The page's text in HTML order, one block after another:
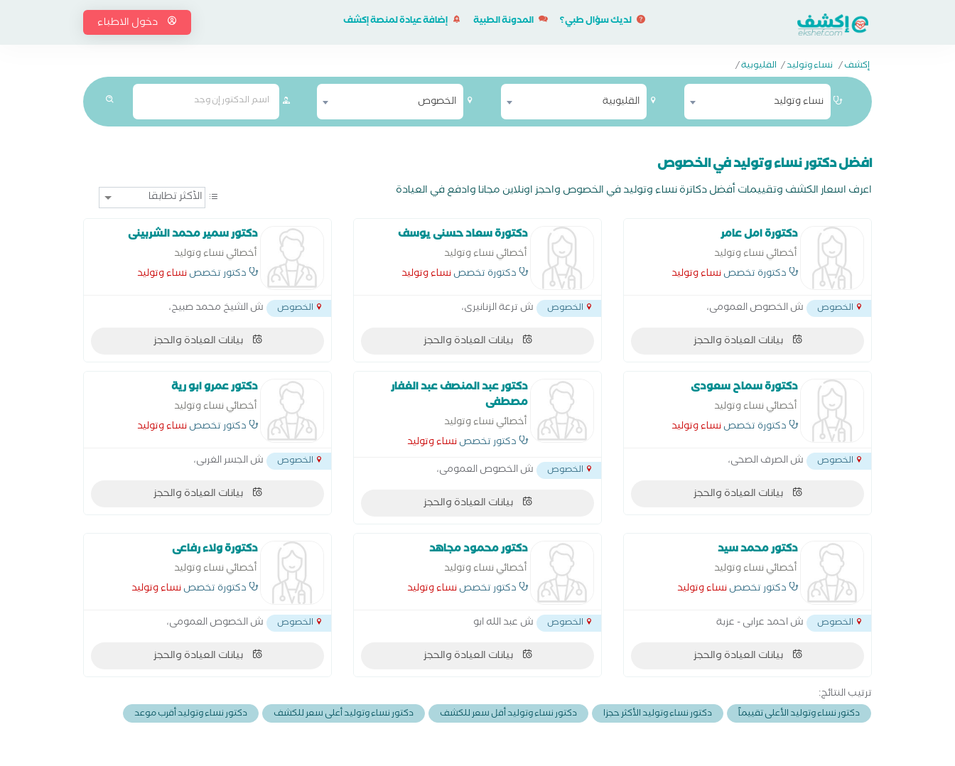
لديك سؤال طبي؟ المدونة الطبية إضافة عيادة لمنصة إكشف دخول الاطباء
إكشف/ نساء وتوليد/ القليوبية/
نساء وتوليد القليوبية الخصوص
افضل دكتور نساء وتوليد في الخصوص
اعرف اسعار الكشف وتقييمات أفضل دكاترة نساء وتوليد في الخصوص واحجز اونلاين مجانا وادفع في العيادة
دكتورة امل عامر
أخصائي نساء وتوليد
دكتورة تخصصنساء وتوليد
الخصوص ش الخصوص العمومى،
بيانات العيادة والحجز
دكتورة سعاد حسنى يوسف
أخصائي نساء وتوليد
دكتورة تخصصنساء وتوليد
الخصوص ش ترعة الزنانيرى،
بيانات العيادة والحجز
دكتور سمير محمد الشربينى
أخصائي نساء وتوليد
دكتور تخصصنساء وتوليد
الخصوص ش الشيخ محمد صبيح،
بيانات العيادة والحجز
دكتورة سماح سعودى
أخصائي نساء وتوليد
دكتورة تخصصنساء وتوليد
الخصوص ش الصرف الصحى،
بيانات العيادة والحجز
دكتور عبد المنصف عبد الغفار
مصطفى
أخصائي نساء وتوليد
دكتور تخصصنساء وتوليد
الخصوص ش الخصوص العمومى،
بيانات العيادة والحجز
دكتور عمرو ابو رية
أخصائي نساء وتوليد
دكتور تخصصنساء وتوليد
الخصوص ش الجسر الغربى،
بيانات العيادة والحجز
دكتور محمد سيد
أخصائي نساء وتوليد
دكتور تخصصنساء وتوليد
الخصوص ش احمد عرابى - عزبة
بيانات العيادة والحجز
دكتور محمود مجاهد
أخصائي نساء وتوليد
دكتور تخصصنساء وتوليد
الخصوص ش عبد الله ابو
بيانات العيادة والحجز
دكتورة ولاء رفاعى
أخصائي نساء وتوليد
دكتورة تخصصنساء وتوليد
الخصوص ش الخصوص العمومى،
بيانات العيادة والحجز
ترتيب النتائج:
دكتور نساء وتوليد الأعلى تقييماً دكتور نساء وتوليد الأكثر حجزا دكتور نساء وتوليد أقل سعر للكشف دكتور نساء وتوليد أعلى سعر للكشف دكتور نساء وتوليد أقرب موعد